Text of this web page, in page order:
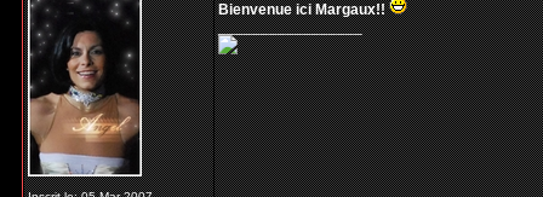
Bienvenue ici Margaux!!
_________________